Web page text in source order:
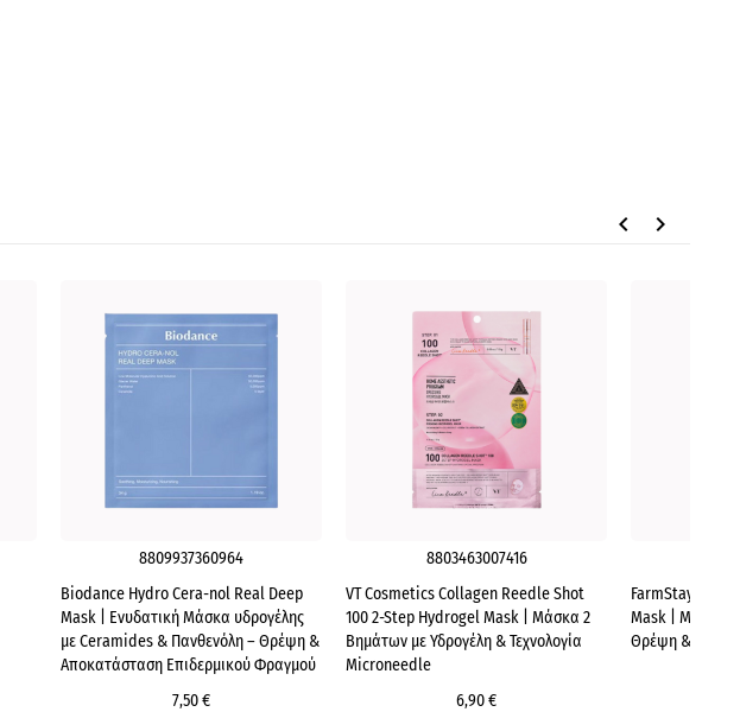
keyboard_arrow_left keyboard_arrow_right
8809937360964
Biodance Hydro Cera-nol Real Deep
Mask | Ενυδατική Μάσκα υδρογέλης
με Ceramides & Πανθενόλη – Θρέψη &
Αποκατάσταση Επιδερμικού Φραγμού
7,50 €
8803463007416
VT Cosmetics Collagen Reedle Shot
100 2-Step Hydrogel Mask | Μάσκα 2
Βημάτων με Υδρογέλη & Τεχνολογία
Microneedle
6,90 €
FarmStay Real
Mask | Μάσκα
Θρέψη &